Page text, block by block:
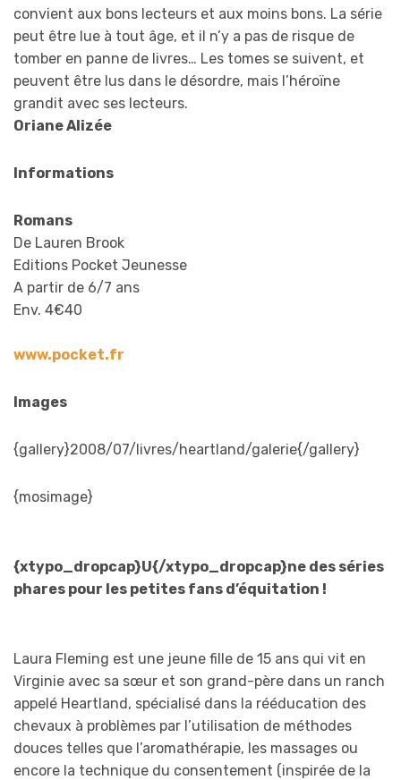
convient aux bons lecteurs et aux moins bons. La série
peut être lue à tout âge, et il n’y a pas de risque de
tomber en panne de livres… Les tomes se suivent, et
peuvent être lus dans le désordre, mais l’héroïne
grandit avec ses lecteurs.
Oriane Alizée
Informations
Romans
De Lauren Brook
Editions Pocket Jeunesse
A partir de 6/7 ans
Env. 4€40
www.pocket.fr
Images
{gallery}2008/07/livres/heartland/galerie{/gallery}
{mosimage}
{xtypo_dropcap}U{/xtypo_dropcap}ne des séries
phares pour les petites fans d’équitation !
Laura Fleming est une jeune fille de 15 ans qui vit en
Virginie avec sa sœur et son grand-père dans un ranch
appelé Heartland, spécialisé dans la rééducation des
chevaux à problèmes par l’utilisation de méthodes
douces telles que l’aromathérapie, les massages ou
encore la technique du consentement (inspirée de la